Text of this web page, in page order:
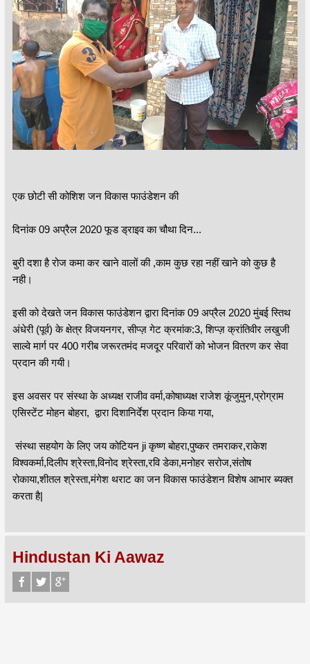
एक छोटी सी कोशिश जन विकास फाउंडेशन की
दिनांक 09 अप्रैल 2020 फूड ड्राइव का चौथा दिन...
बुरी दशा है रोज कमा कर खाने वालों की ,काम कुछ रहा नहीं खाने को कुछ है
नही।
इसी को देखते जन विकास फाउंडेशन द्वारा दिनांक 09 अप्रैल 2020 मुंबई स्तिथ
अंधेरी (पूर्व) के क्षेत्र विजयनगर, सीप्ज़ गेट क्रमांक:3, शिप्ज़ क्रांतिवीर लखुजी
साल्वे मार्ग पर 400 गरीब जरूरतमंद मजदूर परिवारों को भोजन वितरण कर सेवा
प्रदान की गयी।
इस अवसर पर संस्था के अध्यक्ष राजीव वर्मा,कोषाध्यक्ष राजेश कूंजुमुन,प्रोग्राम
एसिस्टेंट मोहन बोहरा, द्वारा दिशानिर्देश प्रदान किया गया,
संस्था सहयोग के लिए जय कोटियन ji कृष्ण बोहरा,पुष्कर तमराकर,राकेश
विश्वकर्मा,दिलीप श्रेस्ता,विनोद श्रेस्ता,रवि डेका,मनोहर सरोज,संतोष
रोकाया,शीतल श्रेस्ता,मंगेश थराट का जन विकास फाउंडेशन विशेष आभार ब्यक्त
करता है|
Hindustan Ki Aawaz